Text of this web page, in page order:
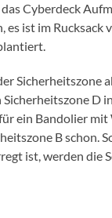
Cyberdeck
es ist im Rucksack
Sicherheitszone
D
ein Bandolier
B schon.
ist, werden die